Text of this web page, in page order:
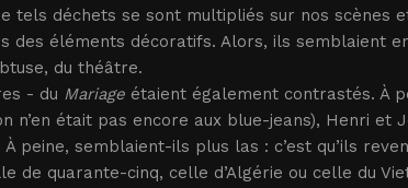
tels déchets se sont multipliés sur nos scènes
des éléments décoratifs. Alors, ils semblaient
du théâtre.
- du Mariageétaient également contrastés. À
n’en était pas encore aux blue-jeans), Henri et
peine, semblaient-ils plus las : c’est qu’ils
de quarante-cinq, celle d’Algérie ou celle du